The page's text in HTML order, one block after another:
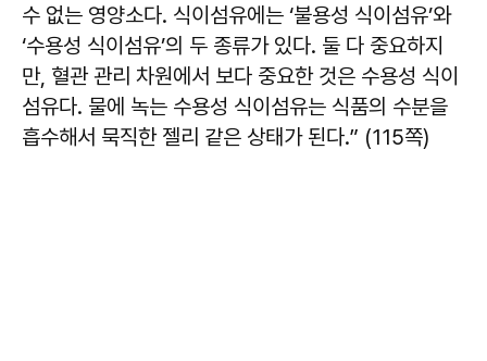
수 없는 영양소다. 식이섬유에는 ‘불용성 식이섬유’와
‘수용성 식이섬유’의 두 종류가 있다. 둘 다 중요하지
만, 혈관 관리 차원에서 보다 중요한 것은 수용성 식이
섬유다. 물에 녹는 수용성 식이섬유는 식품의 수분을
흡수해서 묵직한 젤리 같은 상태가 된다.” (115쪽)